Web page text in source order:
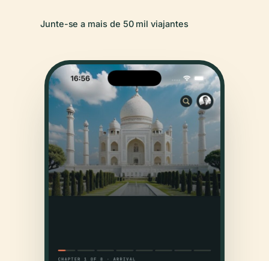
Junte-se a mais de 50 mil viajantes